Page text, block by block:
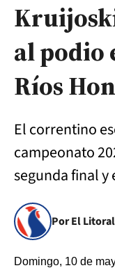
al podio
Ríos
El correntino
campeonato
segunda final y
Por El Litoral
Domingo, 10 de